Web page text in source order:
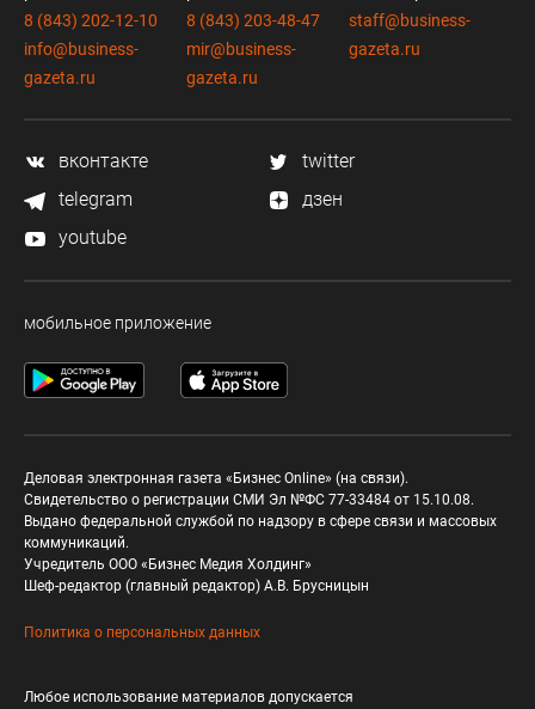
8 (843) 202-12-10
info@business-
gazeta.ru
8 (843) 203-48-47
mir@business-
gazeta.ru
staff@business-
gazeta.ru
вконтакте
twitter
telegram
дзен
youtube
мобильное приложение
Деловая электронная газета «Бизнес Online» (на связи).
Свидетельство о регистрации СМИ Эл №ФС 77-33484 от 15.10.08.
Выдано федеральной службой по надзору в сфере связи и массовых
коммуникаций.
Учредитель ООО «Бизнес Медия Холдинг»
Шеф-редактор (главный редактор) А.В. Брусницын
Политика о персональных данных
Любое использование материалов допускается